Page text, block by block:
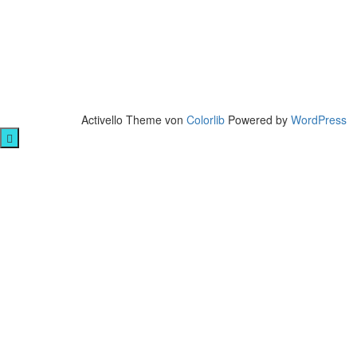
Activello Theme von Colorlib Powered by WordPress